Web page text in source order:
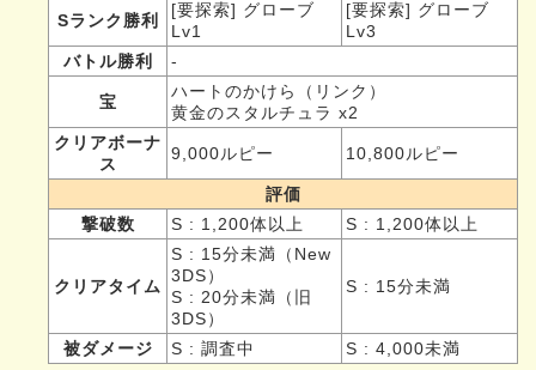
Sランク勝利
[要探索] グローブ
Lv1
[要探索] グローブ
Lv3
バトル勝利
-
宝
ハートのかけら（リンク）
黄金のスタルチュラ x2
クリアボーナ
ス
9,000ルピー 10,800ルピー
評価
撃破数
S : 1,200体以上 S : 1,200体以上
クリアタイム
S : 15分未満（New
3DS）
S : 20分未満（旧
3DS）
S : 15分未満
被ダメージ S : 調査中 S : 4,000未満